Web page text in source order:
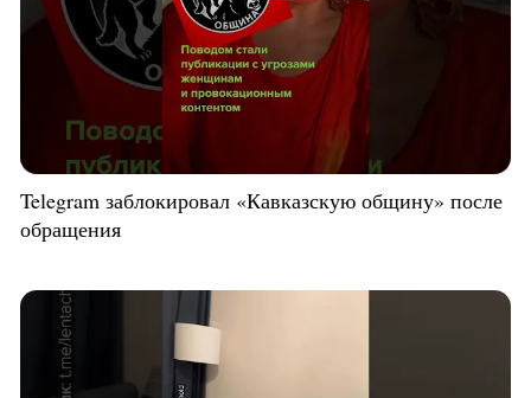
Telegram заблокировал «Кавказскую общину» после
обращения